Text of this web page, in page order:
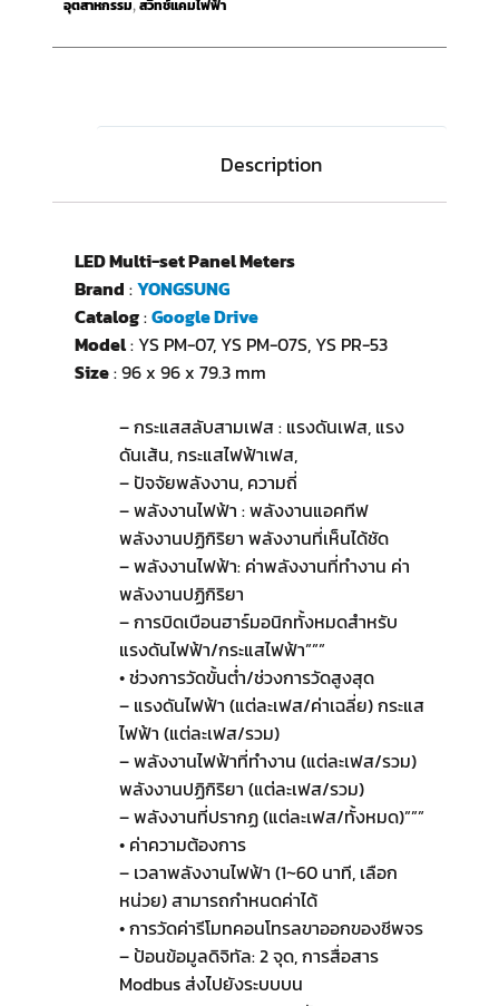
อุตสาหกรรม, สวิทช์แคมไฟฟ้า
Description
LED Multi-set Panel Meters
Brand :YONGSUNG
Catalog:Google Drive
Model: YS PM-07, YS PM-07S, YS PR-53
Size: 96 x 96 x 79.3 mm
– กระแสสลับสามเฟส : แรงดันเฟส, แรง
ดันเส้น, กระแสไฟฟ้าเฟส,
– ปัจจัยพลังงาน, ความถี่
– พลังงานไฟฟ้า : พลังงานแอคทีฟ
พลังงานปฏิกิริยา พลังงานที่เห็นได้ชัด
– พลังงานไฟฟ้า: ค่าพลังงานที่ทำงาน ค่า
พลังงานปฏิกิริยา
– การบิดเบือนฮาร์มอนิกทั้งหมดสำหรับ
แรงดันไฟฟ้า/กระแสไฟฟ้า”””
• ช่วงการวัดขั้นต่ำ/ช่วงการวัดสูงสุด
– แรงดันไฟฟ้า (แต่ละเฟส/ค่าเฉลี่ย) กระแส
ไฟฟ้า (แต่ละเฟส/รวม)
– พลังงานไฟฟ้าที่ทำงาน (แต่ละเฟส/รวม)
พลังงานปฏิกิริยา (แต่ละเฟส/รวม)
– พลังงานที่ปรากฏ (แต่ละเฟส/ทั้งหมด)”””
• ค่าความต้องการ
– เวลาพลังงานไฟฟ้า (1~60 นาที, เลือก
หน่วย) สามารถกำหนดค่าได้
• การวัดค่ารีโมทคอนโทรลขาออกของชีพจร
– ป้อนข้อมูลดิจิทัล: 2 จุด, การสื่อสาร
Modbus ส่งไปยังระบบบน